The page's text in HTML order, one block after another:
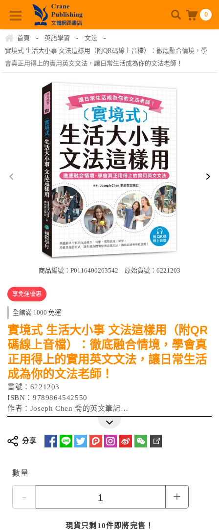
0
首頁 - 英語學習 - 文法
-
實境式 生活大小事 文法這樣用（附QR碼線上音檔）：徹底融合情境，學
會真正用得上的實用英文文法，讓日常生活成為你的文法老師！
商品編號：P0116400263542 原始貨號：6221203
享免運優惠
全館滿 1000 免運
實境式 生活大小事 文法這樣用（附QR
碼線上音檔）：徹底融合情境，學會真
正用得上的實用英文文法，讓日常生活
成為你的文法老師！
書號：6221203
ISBN：9789864542550
作者：Joseph Chen 喬的英文筆記
出版日期 : 2023/01/12
分享
數量
- +
現貨只剩10件即將完售！